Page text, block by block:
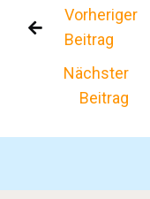

Vorheriger
Beitrag
Nächster
Beitrag